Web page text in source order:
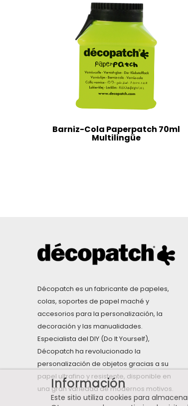
Barniz-Cola Paperpatch 70ml
Multilingüe
Décopatch es un fabricante de papeles,
colas, soportes de papel maché y
accesorios para la personalización, la
decoración y las manualidades.
Especialista del DIY (Do It Yourself),
Décopatch ha revolucionado la
personalización de objetos gracias a su
papel ultrafino y resistente, disponible en
una gran variedad de modernos motivos.
Información
Este sitio utiliza cookies para